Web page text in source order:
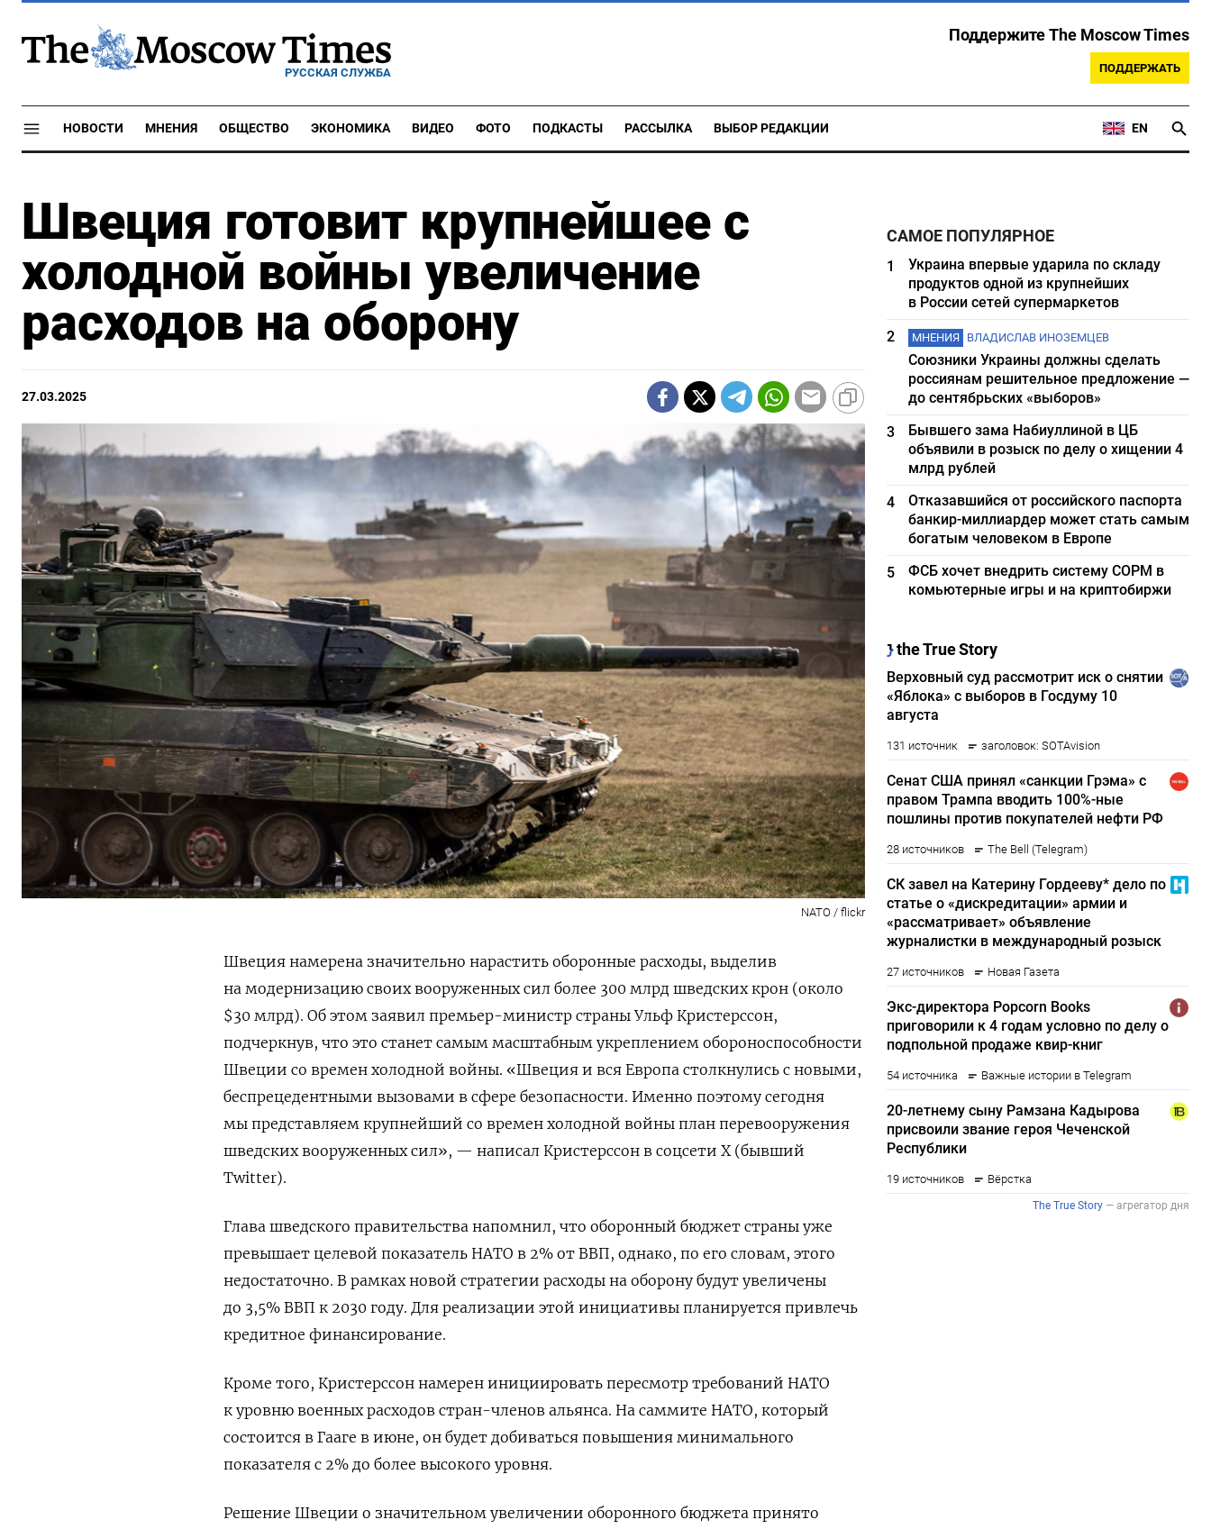
РУССКАЯ СЛУЖБА
Поддержите The Moscow Times
ПОДДЕРЖАТЬ
НОВОСТИ МНЕНИЯ ОБЩЕСТВО ЭКОНОМИКА ВИДЕО ФОТО ПОДКАСТЫ РАССЫЛКА ВЫБОР РЕДАКЦИИ EN
Швеция готовит крупнейшее с
холодной войны увеличение
расходов на оборону
27.03.2025
NATO / flickr
Швеция намерена значительно нарастить оборонные расходы, выделив
на модернизацию своих вооруженных сил более 300 млрд шведских крон (около
$30 млрд). Об этом заявил премьер-министр страны Ульф Кристерссон,
подчеркнув, что это станет самым масштабным укреплением обороноспособности
Швеции со времен холодной войны. «Швеция и вся Европа столкнулись с новыми,
беспрецедентными вызовами в сфере безопасности. Именно поэтому сегодня
мы представляем крупнейший со времен холодной войны план перевооружения
шведских вооруженных сил», — написал Кристерссон в соцсети X (бывший
Twitter).
Глава шведского правительства напомнил, что оборонный бюджет страны уже
превышает целевой показатель НАТО в 2% от ВВП, однако, по его словам, этого
недостаточно. В рамках новой стратегии расходы на оборону будут увеличены
до 3,5% ВВП к 2030 году. Для реализации этой инициативы планируется привлечь
кредитное финансирование.
Кроме того, Кристерссон намерен инициировать пересмотр требований НАТО
к уровню военных расходов стран-членов альянса. На саммите НАТО, который
состоится в Гааге в июне, он будет добиваться повышения минимального
показателя с 2% до более высокого уровня.
Решение Швеции о значительном увеличении оборонного бюджета принято
САМОЕ ПОПУЛЯРНОЕ
1
Украина впервые ударила по складу
продуктов одной из крупнейших
в России сетей супермаркетов
2
МНЕНИЯ ВЛАДИСЛАВ ИНОЗЕМЦЕВ
Союзники Украины должны сделать
россиянам решительное предложение —
до сентябрьских «выборов»
3
Бывшего зама Набиуллиной в ЦБ
объявили в розыск по делу о хищении 4
млрд рублей
4
Отказавшийся от российского паспорта
банкир-миллиардер может стать самым
богатым человеком в Европе
5
ФСБ хочет внедрить систему СОРМ в
комьютерные игры и на криптобиржи